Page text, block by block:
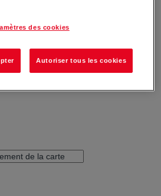
des cookies
Autoriser tous les cookies